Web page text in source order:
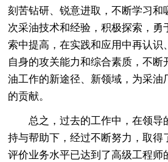
刻苦钻研、锐意进取，不断学习和
次采油技术和经验，积极探索，勇
索中提高，在实践和应用中再认识
自身的攻关能力和综合素质，不断
油工作的新途径、新领域，为采油
的贡献。
总之，过去的工作中，在领导
持与帮助下，经过不断努力，取得
评价业务水平已达到了高级工程师